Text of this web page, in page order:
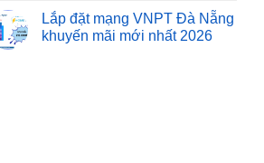
Lắp đặt mạng VNPT Đà Nẵng
khuyến mãi mới nhất 2026